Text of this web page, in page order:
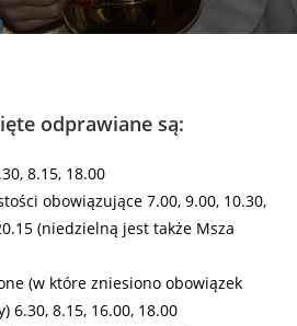
odprawiane są:
8.15, 18.00
obowiązujące 7.00, 9.00, 10.30,
(niedzielną jest także Msza
(w które zniesiono obowiązek
6.30, 8.15, 16.00, 18.00